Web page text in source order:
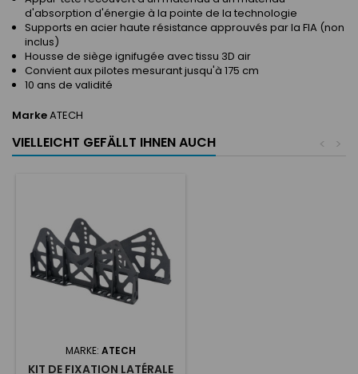
d'absorption d'énergie à la pointe de la technologie
Supports en acier haute résistance approuvés par la FIA (non
inclus)
Housse de siège ignifugée avec tissu 3D air
Convient aux pilotes mesurant jusqu'à 175 cm
10 ans de validité
MarkeATECH
VIELLEICHT GEFÄLLT IHNEN AUCH >
<
MARKE: ATECH
KIT DE FIXATION LATÉRALE